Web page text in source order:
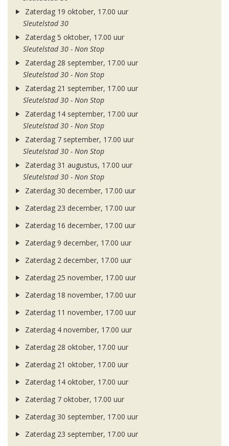
Zaterdag 19 oktober, 17.00 uur
Sleutelstad 30
Zaterdag 5 oktober, 17.00 uur
Sleutelstad 30 - Non Stop
Zaterdag 28 september, 17.00 uur
Sleutelstad 30 - Non Stop
Zaterdag 21 september, 17.00 uur
Sleutelstad 30 - Non Stop
Zaterdag 14 september, 17.00 uur
Sleutelstad 30 - Non Stop
Zaterdag 7 september, 17.00 uur
Sleutelstad 30 - Non Stop
Zaterdag 31 augustus, 17.00 uur
Sleutelstad 30 - Non Stop
Zaterdag 30 december, 17.00 uur
Zaterdag 23 december, 17.00 uur
Zaterdag 16 december, 17.00 uur
Zaterdag 9 december, 17.00 uur
Zaterdag 2 december, 17.00 uur
Zaterdag 25 november, 17.00 uur
Zaterdag 18 november, 17.00 uur
Zaterdag 11 november, 17.00 uur
Zaterdag 4 november, 17.00 uur
Zaterdag 28 oktober, 17.00 uur
Zaterdag 21 oktober, 17.00 uur
Zaterdag 14 oktober, 17.00 uur
Zaterdag 7 oktober, 17.00 uur
Zaterdag 30 september, 17.00 uur
Zaterdag 23 september, 17.00 uur